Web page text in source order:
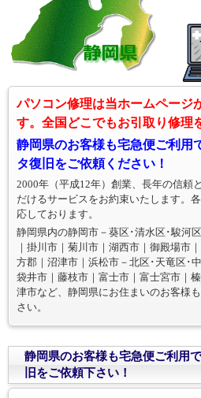
パソコン修理は当ホームページ
す。全国どこでもお引取り修理
静岡県のお客様も宅急便ご利用
タ復旧をご依頼ください！
2000年（平成12年）創業、長年の信頼
だけるサービスをお約束いたします。
応しております。
静岡県内の静岡市－葵区･清水区･駿河
｜掛川市｜菊川市｜湖西市｜御殿場市
方郡｜沼津市｜浜松市－北区･天竜区･
袋井市｜藤枝市｜富士市｜富士宮市｜
津市など、静岡県にお住まいのお客様
さい。
静岡県のお客様も宅急便ご利用
旧をご依頼下さい！